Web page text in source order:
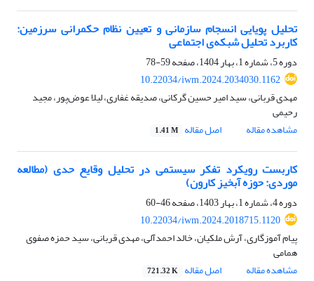
تحلیل پویایی انسجام سازمانی و تعیین نظام حکمرانی سرزمین:
کاربرد تحلیل شبکه‌ی اجتماعی
دوره 5، شماره 1، بهار 1404، صفحه
59-78
10.22034/iwm.2024.2034030.1162
مهدی قربانی، سید امیر حسین گرکانی، صدیقه غفاری، لیلا عوض‌پور، مجید
رحیمی
مشاهده مقاله
اصل مقاله 1.41 M
کاربست رویکرد تفکر سیستمی در تحلیل وقایع حدی (مطالعه
موردی: حوزه آبخیز کارون)
دوره 4، شماره 1، بهار 1403، صفحه
46-60
10.22034/iwm.2024.2018715.1120
پیام آموزگاری، آرش ملکیان، خالد احمدآلی، مهدی قربانی، سید حمزه صفوی
همامی
مشاهده مقاله
اصل مقاله 721.32 K